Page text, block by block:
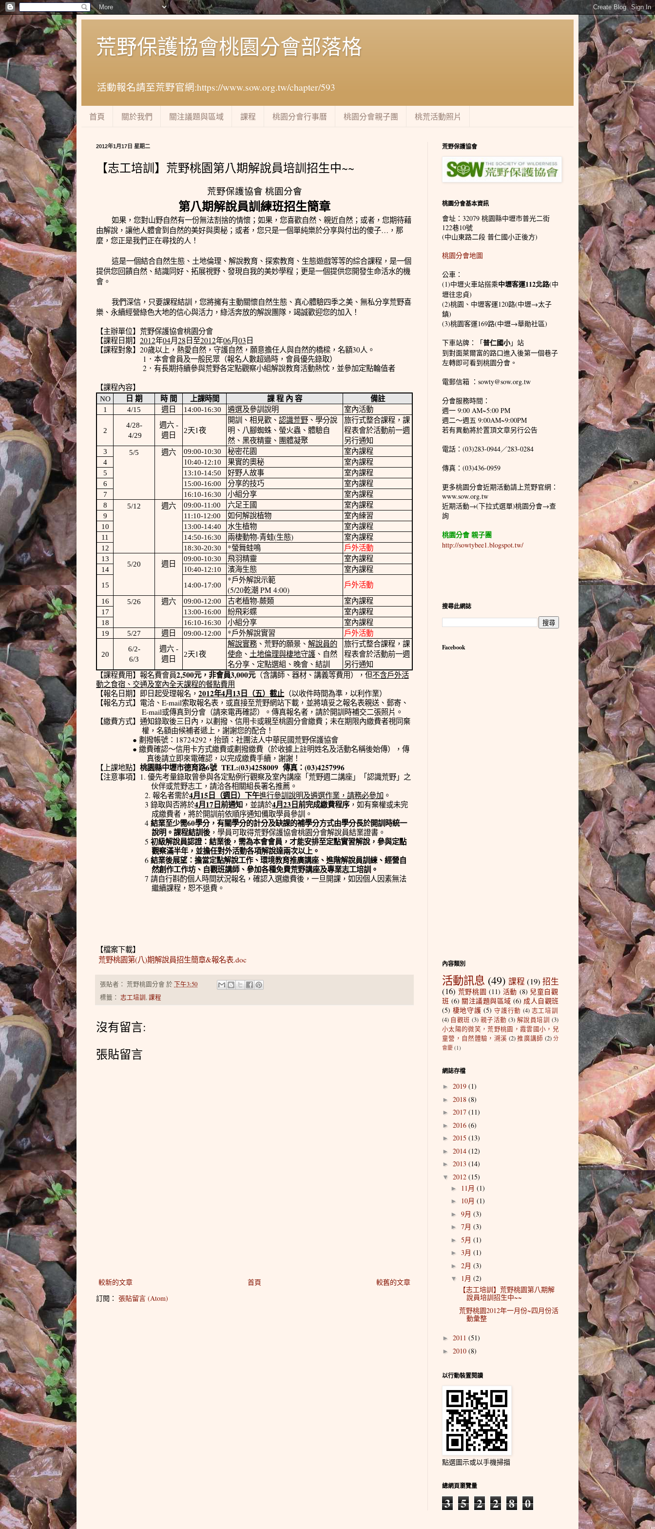
荒野保護協會桃園分會部落格
活動報名請至荒野官網:https://www.sow.org.tw/chapter/593
首頁 關於我們 關注議題與區域 課程 桃園分會行事曆 桃園分會親子團 桃荒活動照片
2012年1月17日 星期二
【志工培訓】荒野桃園第八期解說員培訓招生中~~
荒野保護協會 桃園分會
第八期解說員訓練班招生簡章
如果，您對山野自然有一份無法割捨的情懷；如果，您喜歡自然、親近自然；或者，您期待藉
由解說，讓他人體會到自然的美好與奧秘；或者，您只是一個單純樂於分享與付出的傻子… ，那
麼，您正是我們正在尋找的人！
這是一個結合自然生態、土地倫理、解說教育、探索教育、生態遊戲等等的綜合課程，是一個
提供您回饋自然、結識同好、拓展視野、發現自我的美妙學程；更是一個提供您開發生命活水的機
會。
我們深信，只要課程結訓，您將擁有主動關懷自然生態、真心體驗四季之美、無私分享荒野喜
樂、永續經營綠色大地的信心與活力，綠活奔放的解說團隊，竭誠歡迎您的加入！
【主辦單位】荒野保護協會桃園分會
【課程日期】 2012年04月28 日 至2012年06月03 日
【課程對象】 20歲以上，熱愛自然，守護自然，願意擔任人與自然的橋樑，名額30人。
1 ．本會會員及一般民眾（報名人數超過時，會員優先錄取）
2 ．有長期持續參與荒野各定點觀察小組解說教育活動熱忱，並參加定點輪值者
【課程內容】
NO
日 期 時 間 上課時間 課 程 內 容
備註
1
4/15 週日 14:00-16:30 遴選及參訓說明 室內活動
2
4/28-
4/29
週六-
週日
2天1夜
開訓、相見歡、 認識荒野、學分說
明、八腳蜘蛛、螢火蟲、體驗自
然、黑夜精靈、團體凝聚
旅行式整合課程，課
程表會於活動前一週
另行通知
3
5/5 週六 09:00-10:30 秘密花園
室內課程
4
10:40-12:10 果實的奧秘
室內課程
5
13:10-14:50 好野人故事
室內課程
6
15:00-16:00 分享的技巧
室內課程
7
16:10-16:30 小組分享
室內課程
8
5/12 週六 09:00-11:00 六足王國
室內課程
9
11:10-12:00 如何解說植物
室內練習
10
13:00-14:40 水生植物
室內課程
11
14:50-16:30 兩棲動物-青蛙(生態)
室內課程
12
18:30-20:30 *螢舞蛙鳴
戶外活動
13
5/20 週日
09:00-10:30 飛羽精靈
室內課程
14
10:40-12:10 濱海生態
室內課程
15
14:00-17:00
*戶外解說示範
(5/20乾潮PM 4:00)
戶外活動
16
5/26 週六 09:00-12:00 古老植物-蕨類
室內課程
17
13:00-16:00 紛飛彩蝶
室內課程
18
16:10-16:30 小組分享
室內課程
19
5/27 週日 09:00-12:00 *戶外解說實習 戶外活動
20
6/2-
6/3
週六-
週日
2天1夜
解說實務、荒野的願景、 解說員的
使命、 土地倫理與棲地守護、自然
名分享、定點選組、晚會、結訓
旅行式整合課程，課
程表會於活動前一週
另行通知
【課程費用】報名費會員2,500元，非會員3,000元（含講師、器材、講義等費用），但不含戶外活
動之食宿、交通及室內全天課程的餐點費用
【報名日期】即日起受理報名， 2012年4月 13 日 （五）截止 （以收件時間為準，以利作業）
【報名方式】電洽、 E-mail索取報名表，或直接至荒野網站下載，並將填妥之報名表親送、郵寄、
E-mail或傳真到分會（請來電再確認）。傳真報名者，請於開訓時補交二張照片。
【繳費方式】通知錄取後三日內，以劃撥、信用卡或親至桃園分會繳費；未在期限內繳費者視同棄
權，名額由候補者遞上，謝謝您的配合！
● 劃撥帳號： 18724292 ，抬頭：社團法人中華民國荒野保護協會
● 繳費確認～信用卡方式繳費或劃撥繳費（於收據上註明姓名及活動名稱後始傳），傳
真後請立即來電確認，以完成繳費手續，謝謝！
【上課地點】 桃園縣中壢市德育路6號 TEL:(03)4258009 傳真： (03)4257996
【注意事項】 1. 優先考量錄取曾參與各定點例行觀察及室內講座「荒野週二講座」「認識荒野」之
伙伴或荒野志工，請洽各相關組長署名推薦。
2.報名者需於4月 15 日 （週日）下午進行參訓說明及遴選作業，請務必參加 。
3錄取與否將於4月 17 日前通知 ，並請於4月23 日前完成繳費程序，如有棄權或未完
成繳費者，將於開訓前依順序通知備取學員參訓。
4結業至少需60學分，有關學分的計分及缺課的補學分方式由學分長於開訓時統一
說明。課程結訓後，學員可取得荒野保護協會桃園分會解說員結業證書。
5初級解說員認證：結業後，需為本會會員，才能安排至定點實習解說，參與定點
觀察滿半年，並擔任對外活動各項解說達兩次以上。
6結業後展望：擔當定點解說工作、環境教育推廣講座、進階解說員訓練、經營自
然創作工作坊、自觀班講師、參加各種免費荒野講座及專業志工培訓。
7請自行斟酌個人時間狀況報名，確認入選繳費後，一旦開課，如因個人因素無法
繼續課程，恕不退費。
【檔案下載】
荒野桃園第(八)期解說員招生簡章&報名表.doc
張貼者： 荒野桃園分會 於 下午3:50
標籤： 志工培訓,課程
沒有留言:
張貼留言
較新的文章 較舊的文章
首頁
訂閱： 張貼留言 (Atom)
荒野保護協會
桃園分會基本資訊
會址：32079 桃園縣中壢市普光二街
122巷10號
(中山東路二段 普仁國小正後方)
桃園分會地圖
公車：
(1)中壢火車站搭乘中壢客運112北路(中
壢往忠貞)
(2)桃園、中壢客運120路(中壢→太子
鎮)
(3)桃園客運169路(中壢→華勛社區)
下車站牌：「普仁國小」站
到對面萊爾富的路口進入後第一個巷子
左轉即可看到桃園分會。
電郵信箱 ：sowty@sow.org.tw
分會服務時間：
週一 9:00 AM~5:00 PM
週二～週五 9:00AM~9:00PM
若有異動將於置頂文章另行公告
電話：(03)283-0944／283-0284
傳真：(03)436-0959
更多桃園分會近期活動請上荒野官網：
www.sow.org.tw
近期活動→(下拉式選單)桃園分會→查
詢
桃園分會 親子團
http://sowtybee1.blogspot.tw/
搜尋此網誌
Facebook
內容類別
活動訊息 (49) 課程 (19) 招生
(16) 荒野桃園 (11) 活動 (8) 兒童自觀
班 (6) 關注議題與區域 (6) 成人自觀班
(5) 棲地守護 (5) 守護行動 (4) 志工培訓
(4) 自觀班 (3) 親子活動 (3) 解說員培訓 (3)
小太陽的微笑，荒野桃園，霞雲國小，兒
童營，自然體驗，溯溪 (2)推廣講師 (2) 分
會慶 (1)
網誌存檔
► 2019 (1)
► 2018 (8)
► 2017 (11)
► 2016 (6)
► 2015 (13)
► 2014 (12)
► 2013 (14)
▼ 2012 (15)
► 11月 (1)
► 10月 (1)
► 9月 (3)
► 7月 (3)
► 5月 (1)
► 3月 (1)
► 2月 (3)
▼ 1月 (2)
【志工培訓】荒野桃園第八期解
說員培訓招生中~~
荒野桃園2012年一月份~四月份活
動彙整
► 2011 (51)
► 2010 (8)
以行動裝置閱讀
點選圖示或以手機掃描
總網頁瀏覽量
3 5 2 2 8 0